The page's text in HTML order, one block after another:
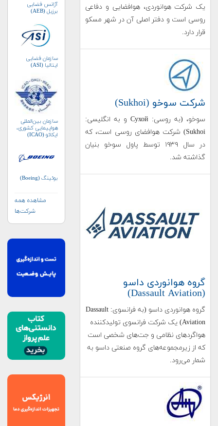
یک شرکت هوانوردی، هوافضایی و دفاعی
روسی است و دفتر اصلی آن در شهر مسکو
قرار دارد.
شرکت سوخو (Sukhoi)
سوخو، (به روسی: Сухой و به انگلیسی:
Sukhoi) شرکت هوافضای روسی است، که
در سال ۱۹۳۹ توسط پاول سوخو بنیان
گذاشته شد.
گروه هوانوردی داسو
(Dassault Aviation)
گروه هوانوردی داسو (به فرانسوی: Dassault
Aviation) یک شرکت فرانسوی تولیدکننده
هواگردهای نظامی و جت‌های شخصی است
که از زیرمجموعه‌های گروه صنعتی داسو به
شمار می‌رود.
آژانس فضایی
برزیل (AEB)
سازمان فضایی
ایتالیا (ASI)
سازمان بین‌المللی
هواپیمایی کشوری،
ایکائو (ICAO)
بوئینگ (Boeing)
مشاهده همه
شرکت‌ها